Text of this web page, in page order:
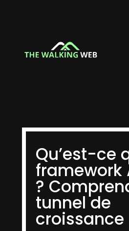
Qu’est-ce
framework
?
tunnel de
croissance